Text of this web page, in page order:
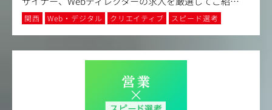
関西 Web・デジタル クリエイティブ スピード選考